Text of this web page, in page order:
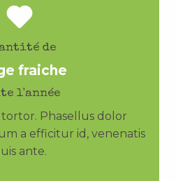
de
fraiche
l'année
Phasellus dolor
a efficitur id, venenatis
ante.